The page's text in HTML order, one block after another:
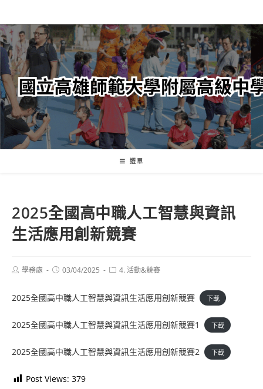
轉
至
主
內
容
選單
2025全國高中職人工智慧與資訊
生活應用創新競賽
Post學務處
Post03/04/2025
Post4. 活動&競賽
2025全國高中職人工智慧與資訊生活應用創新競賽 下載
2025全國高中職人工智慧與資訊生活應用創新競賽1 下載
2025全國高中職人工智慧與資訊生活應用創新競賽2 下載
Post Views: 379